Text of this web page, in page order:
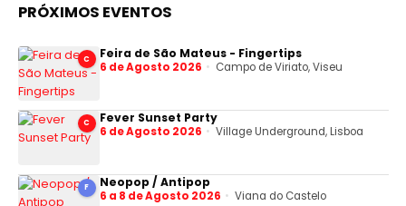
PRÓXIMOS EVENTOS
C Feira de São Mateus - Fingertips
6 de Agosto 2026 Campo de Viriato, Viseu
C Fever Sunset Party
6 de Agosto 2026 Village Underground, Lisboa
F Neopop / Antipop
6 a 8 de Agosto 2026 Viana do Castelo